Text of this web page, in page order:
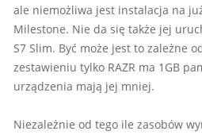
ale niemożliwa jest instalacja na
Milestone. Nie da się także jej
S7 Slim. Być może jest to zależne
zestawieniu tylko RAZR ma 1GB
urządzenia mają jej mniej.
Niezależnie od tego ile zasobów